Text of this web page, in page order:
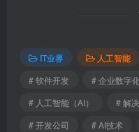
IT业界 人工智能
# 软件开发
# 企业数字
# 人工智能（AI）
# 解
# 开发公司
# AI技术